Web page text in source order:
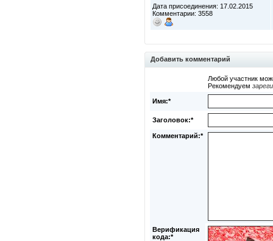
Дата присоединения: 17.02.2015
Комментарии: 3558
Добавить комментарий
Любой участник
Рекомендуем
Имя:*
Заголовок:*
Комментарий:*
Верификация
кода:*